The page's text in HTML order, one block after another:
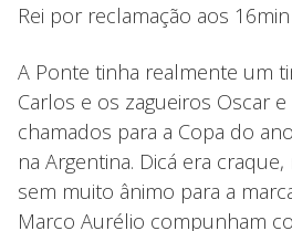
Rei por reclamação aos
A Ponte tinha realmente um
Carlos e os zagueiros Oscar
chamados para a Copa do
na Argentina. Dicá era
sem muito ânimo para a
Marco Aurélio compunham